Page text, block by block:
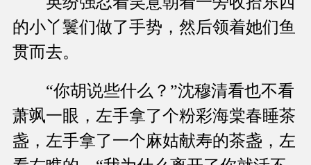
的小丫鬟们做了手势，然后领着她们鱼
贯而去。
“你胡说些什么？”沈穆清看也不看
萧飒一眼，左手拿了个粉彩海棠春睡茶
盏，左手拿了一个麻姑献寿的茶盏，左